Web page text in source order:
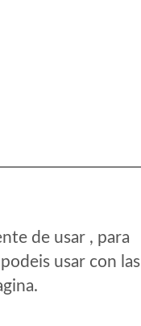
de usar , para
usar con las